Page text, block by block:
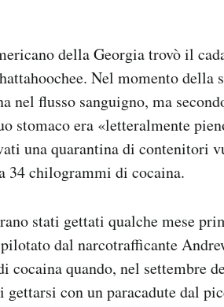
della Georgia trovò il
Nel momento della
nel flusso sanguigno, ma
stomaco era «letteralmente
una quarantina di contenitori
34 chilogrammi di cocaina.
stati gettati qualche mese
dal narcotrafficante
cocaina quando, nel settembre
con un paracadute dal